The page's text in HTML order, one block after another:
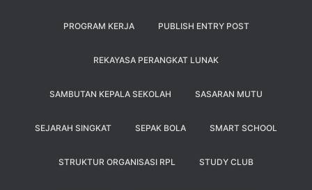
PROGRAM KERJA PUBLISH ENTRY POST
REKAYASA PERANGKAT LUNAK
SAMBUTAN KEPALA SEKOLAH SASARAN MUTU
SEJARAH SINGKAT SEPAK BOLA SMART SCHOOL
STRUKTUR ORGANISASI RPL STUDY CLUB